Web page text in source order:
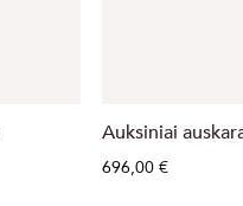
Auksiniai
696,00 €